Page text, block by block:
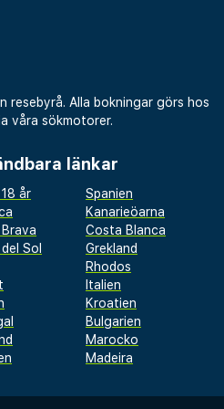
betala följande avgifter
inkludera tillämpliga
per natt. Skatten
som boendet har
EUR 8 per per dag
till 00.00)
20.0 per natt
inte är fullständig,
inte inkluderar
kan komma att ändras.
vara närvarande vid
resebyrå. Alla bokningar görs hos
våra sökmotorer.
länkar
år
Spanien
Kanarieöarna
Costa Blanca
Sol
Grekland
Rhodos
Italien
Kroatien
Bulgarien
Marocko
Madeira